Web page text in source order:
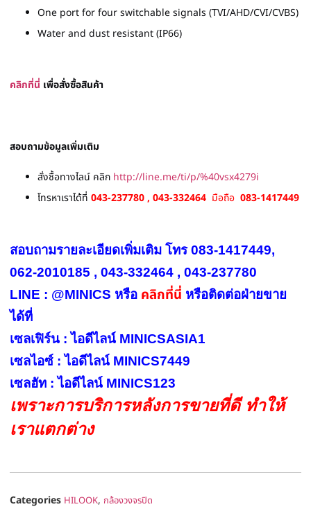
One port for four switchable signals (TVI/AHD/CVI/CVBS)
Water and dust resistant (IP66)
คลิกที่นี่ เพื่อสั่งซื้อสินค้า
สอบถามข้อมูลเพิ่มเติม
สั่งซื้อทางไลน์ คลิก http://line.me/ti/p/%40vsx4279i
โทรหาเราได้ที่ 043-237780 , 043-332464 มือถือ 083-1417449
สอบถามรายละเอียดเพิ่มเติม โทร 083-1417449,
062-2010185 , 043-332464 , 043-237780
LINE : @MINICS หรือ คลิกที่นี่ หรือติดต่อฝ่ายขาย
ได้ที่
เซลเฟิร์น : ไอดีไลน์ MINICSASIA1
เซลไอซ์ : ไอดีไลน์ MINICS7449
เซลฮัท : ไอดีไลน์ MINICS123
เพราะการบริการหลังการขายที่ดี ทำให้
เราแตกต่าง
Categories HILOOK, กล้องวงจรปิด